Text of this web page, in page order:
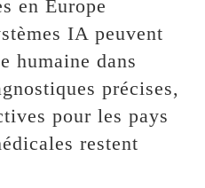
en Europe
IA peuvent
humaine dans
précises,
pour les pays
restent